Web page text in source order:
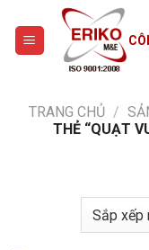
content
TRANG CHỦ /
THẺ “QUẠT